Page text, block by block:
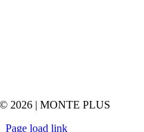
© 2026 | MONTE PLUS
Page load link